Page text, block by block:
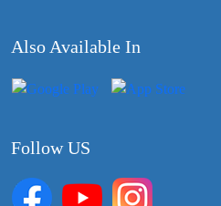
Also Available In
Follow US